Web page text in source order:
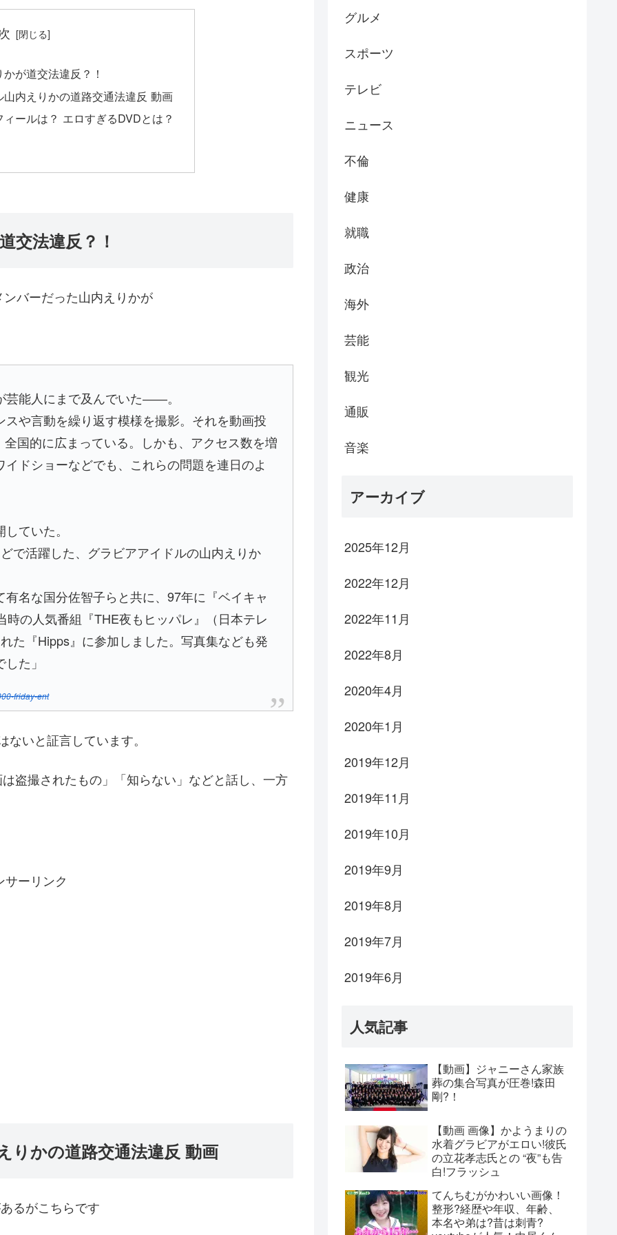
が道交法違反？！
内えりかの道路交通法違反 動画
ールは？ エロすぎるDVDとは？
交法違反？！
バーだった山内えりかが
芸能人にまで及んでいた――。
や言動を繰り返す模様を撮影。それを動画投
国的に広まっている。しかも、アクセス数を増
ドショーなどでも、これらの問題を連日のよ
ていた。
で活躍した、グラビアアイドルの山内えりか
名な国分佐智子らと共に、97年に『ベイキャ
の人気番組『THE夜もヒッパレ』（日本テレ
た『Hipps』に参加しました。写真集なども発
た」
friday-ent
いと証言しています。
盗撮されたもの」「知らない」などと話し、一方
サーリンク
りかの道路交通法違反 動画
るがこちらです
グルメ
スポーツ
テレビ
ニュース
不倫
健康
就職
政治
海外
芸能
観光
通販
音楽
アーカイブ
2025年12月
2022年12月
2022年11月
2022年8月
2020年4月
2020年1月
2019年12月
2019年11月
2019年10月
2019年9月
2019年8月
2019年7月
2019年6月
人気記事
【動画】ジャニーさん家族
葬の集合写真が圧巻!森田
剛?！
【動画 画像】かようまりの
水着グラビアがエロい!彼氏
の立花孝志氏との “夜”も告
白!フラッシュ
てんちむがかわいい画像！
整形?経歴や年収、年齢、
本名や弟は?昔は刺青?